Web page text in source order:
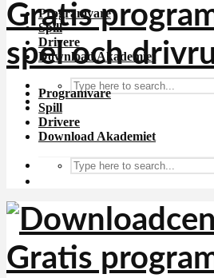
Programvare
Spill
Drivere
Download Akademiet
Programvare
Spill
Drivere
Download Akademiet